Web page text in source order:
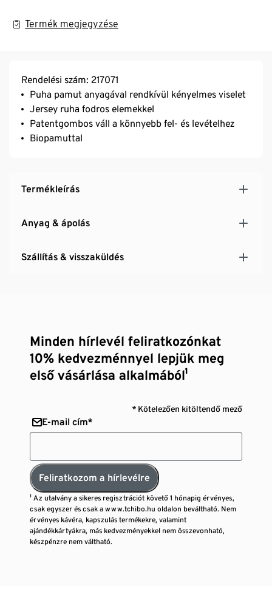
Termék megjegyzése
Rendelési szám: 217071
Puha pamut anyagával rendkívül kényelmes viselet
Jersey ruha fodros elemekkel
Patentgombos váll a könnyebb fel- és levételhez
Biopamuttal
Termékleírás
Anyag & ápolás
Szállítás & visszaküldés
Minden hírlevél feliratkozónkat
10% kedvezménnyel lepjük meg
első vásárlása alkalmából¹
* Kötelezően kitöltendő mező
E-mail cím*
Feliratkozom a hírlevélre
¹ Az utalvány a sikeres regisztrációt követő 1 hónapig érvényes,
csak egyszer és csak a www.tchibo.hu oldalon beváltható. Nem
érvényes kávéra, kapszulás termékekre, valamint
ajándékkártyákra, más kedvezményekkel nem összevonható,
készpénzre nem váltható.